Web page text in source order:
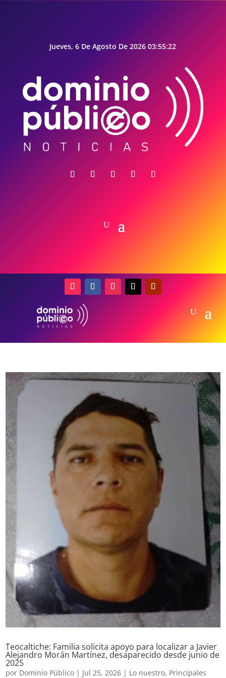
Jueves, 6 De Agosto De 2026 03:55:23
Teocaltiche: Familia solicita apoyo para localizar a Javier
Alejandro Morán Martínez, desaparecido desde junio de
2025
por Dominio Público | Jul 25, 2026 | Lo nuestro, Principales